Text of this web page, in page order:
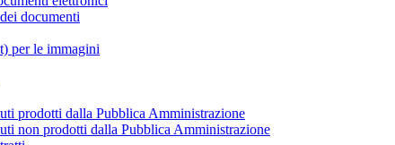
documenti
per le immagini
prodotti dalla Pubblica Amministrazione
non prodotti dalla Pubblica Amministrazione